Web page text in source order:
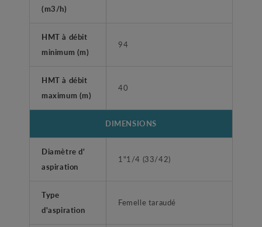
(m3/h)
HMT à débit
minimum (m)
94
HMT à débit
maximum (m)
40
DIMENSIONS
Diamètre d'
aspiration
1"1/4 (33/42)
Type
d'aspiration
Femelle taraudé